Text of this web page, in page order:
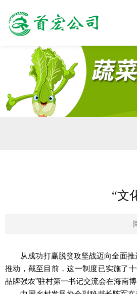
“文
从成功打赢脱贫攻坚战迈向全面推
推动，截至目前，这一制度已实施了
品牌强农”驻村第一书记交流会在海南博